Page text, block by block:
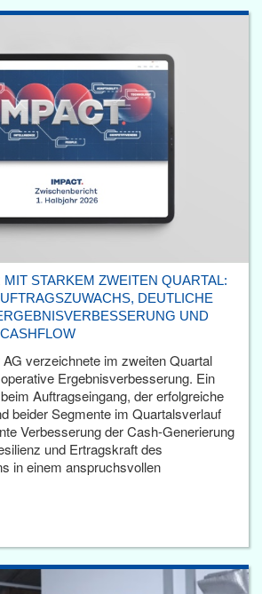
STARKEM ZWEITEN QUARTAL:
DEUTLICHE
UND
verzeichnete im zweiten Quartal
Ergebnisverbesserung. Ein
Auftragseingang, der erfolgreiche
beider Segmente im Quartalsverlauf
Verbesserung der Cash-Generierung
und Ertragskraft des
in einem anspruchsvollen